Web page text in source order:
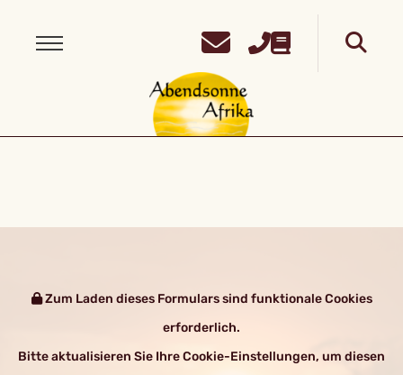
Zum Laden dieses Formulars sind funktionale Cookies
erforderlich.
Bitte aktualisieren Sie Ihre Cookie-Einstellungen, um diesen